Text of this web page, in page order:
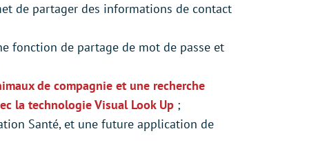
de partager des informations de contact
fonction de partage de mot de passe et
de compagnie et une recherche
la technologie Visual Look Up ;
Santé, et une future application de